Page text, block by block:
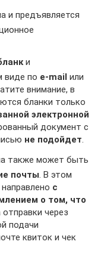
и предъявляется
и
виде по e-mail или
внимание, в
бланки только
электронной
документ с
не подойдет.
также может быть
почты. В этом
с
о том, что
через
подачи
квиток и чек